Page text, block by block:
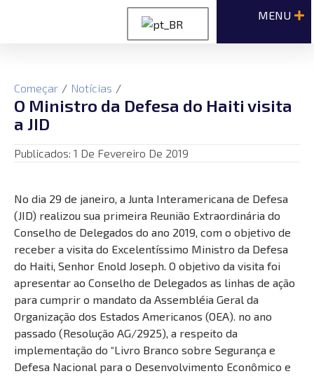
Começar / Notícias /
O Ministro da Defesa do Haiti visita
a JID
Publicados: 1 De Fevereiro De 2019
No dia 29 de janeiro, a Junta Interamericana de Defesa
(JID) realizou sua primeira Reunião Extraordinária do
Conselho de Delegados do ano 2019, com o objetivo de
receber a visita do Excelentíssimo Ministro da Defesa
do Haiti, Senhor Enold Joseph. O objetivo da visita foi
apresentar ao Conselho de Delegados as linhas de ação
para cumprir o mandato da Assembléia Geral da
Organização dos Estados Americanos (OEA). no ano
passado (Resolução AG/2925), a respeito da
implementação do “Livro Branco sobre Segurança e
Defesa Nacional para o Desenvolvimento Econômico e